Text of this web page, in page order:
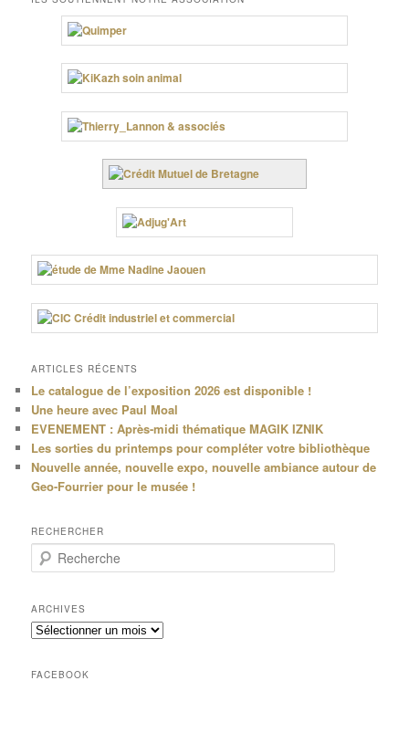
ARTICLES RÉCENTS
Le catalogue de l’exposition 2026 est disponible !
Une heure avec Paul Moal
EVENEMENT : Après-midi thématique MAGIK IZNIK
Les sorties du printemps pour compléter votre bibliothèque
Nouvelle année, nouvelle expo, nouvelle ambiance autour de
Geo-Fourrier pour le musée !
RECHERCHER
e
h
e
r
h
ARCHIVES
Archives
FACEBOOK